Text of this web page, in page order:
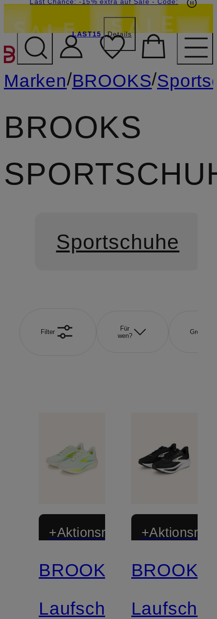
ZUM HAUPTINHALT
LAST15 Details
Marken/BROOKS/
BROOKS
Sportschuhe
Filter
Für
wen?
Größe
+Aktionsrabatt
BROOKS
Laufschuhe
BROOKS